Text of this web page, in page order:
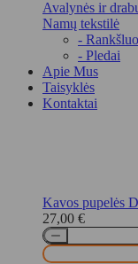
Avalynės ir
Namų tekstilė
-
- Pledai
Apie Mus
Taisyklės
Kontaktai
Kavos pupelės
27,00 €